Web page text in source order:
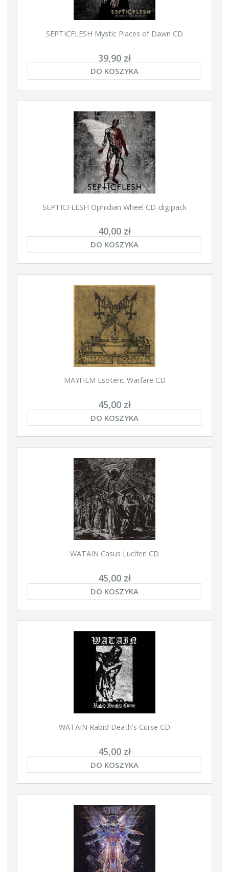
SEPTICFLESH Mystic Places of Dawn CD
39,90 zł
DO KOSZYKA
SEPTICFLESH Ophidian Wheel CD-digipack
40,00 zł
DO KOSZYKA
MAYHEM Esoteric Warfare CD
45,00 zł
DO KOSZYKA
WATAIN Casus Luciferi CD
45,00 zł
DO KOSZYKA
WATAIN Rabid Death's Curse CD
45,00 zł
DO KOSZYKA